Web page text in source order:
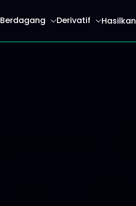
Berdagang Derivatif Hasilkan